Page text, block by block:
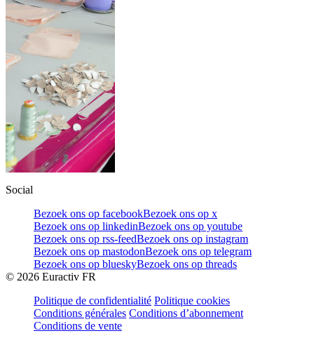
Social
Bezoek ons op facebookBezoek ons op x
Bezoek ons op linkedinBezoek ons op youtube
Bezoek ons op rss-feedBezoek ons op instagram
Bezoek ons op mastodonBezoek ons op telegram
Bezoek ons op blueskyBezoek ons op threads
© 2026 Euractiv FR
Politique de confidentialité Politique cookies
Conditions générales Conditions d’abonnement
Conditions de vente